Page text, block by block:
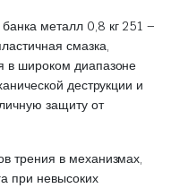
металл 0,8 кг 251 –
смазка,
в широком диапазоне
деструкции и
защиту от
трения в механизмах,
при невысоких